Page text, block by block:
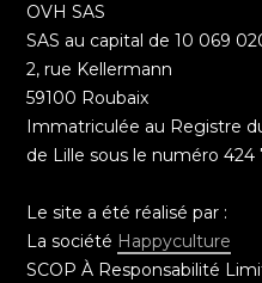
OVH SAS
SAS au capital de 10 069
2, rue Kellermann
59100 Roubaix
Immatriculée au Registre
de Lille sous le numéro 424
Le site a été réalisé par :
La société Happyculture
SCOP À Responsabilité